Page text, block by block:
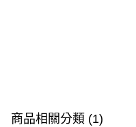
商品相關分類 (1)